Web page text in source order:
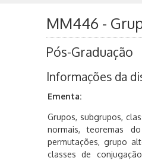
MM446 -
Pós-Graduação
Informações da
Ementa:
Grupos, subgrupos,
normais, teoremas
permutações, grupo
classes de